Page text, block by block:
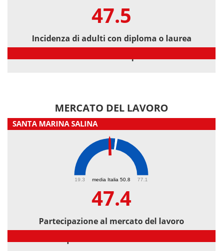
47.5
Incidenza di adulti con diploma o laurea
MERCATO DEL LAVORO
SANTA MARINA SALINA
media Italia 50.8
19.3 77.1
47.4
Partecipazione al mercato del lavoro